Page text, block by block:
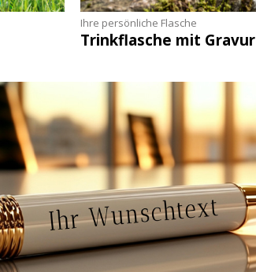
Ihre persönliche Flasche
Trinkflasche mit Gravur